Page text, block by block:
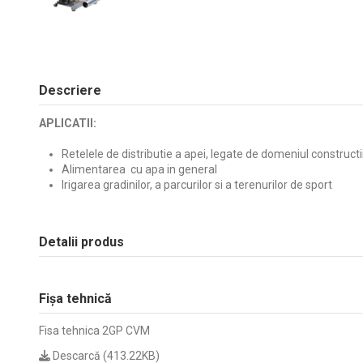
Descriere
APLICATII:
Retelele de distributie a apei, legate de domeniul
Alimentarea cu apa in general
Irigarea gradinilor, a parcurilor si a terenurilor de sport
Detalii produs
Fișa tehnică
Fisa tehnica 2GP CVM
Descarcă (413.22KB)